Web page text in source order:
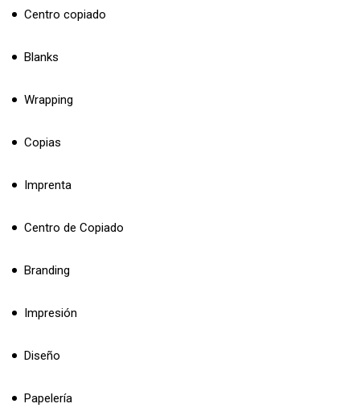
Centro copiado
Blanks
Wrapping
Copias
Imprenta
Centro de Copiado
Branding
Impresión
Diseño
Papelería